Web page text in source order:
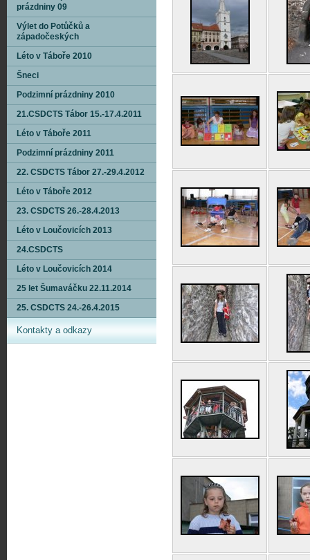
prázdniny 09
Výlet do Potůčků a
západočeských
Léto v Táboře 2010
Šneci
Podzimní prázdniny 2010
21.CSDCTS Tábor 15.-17.4.2011
Léto v Táboře 2011
Podzimní prázdniny 2011
22. CSDCTS Tábor 27.-29.4.2012
Léto v Táboře 2012
23. CSDCTS 26.-28.4.2013
Léto v Loučovicích 2013
24.CSDCTS
Léto v Loučovicích 2014
25 let Šumaváčku 22.11.2014
25. CSDCTS 24.-26.4.2015
Kontakty a odkazy